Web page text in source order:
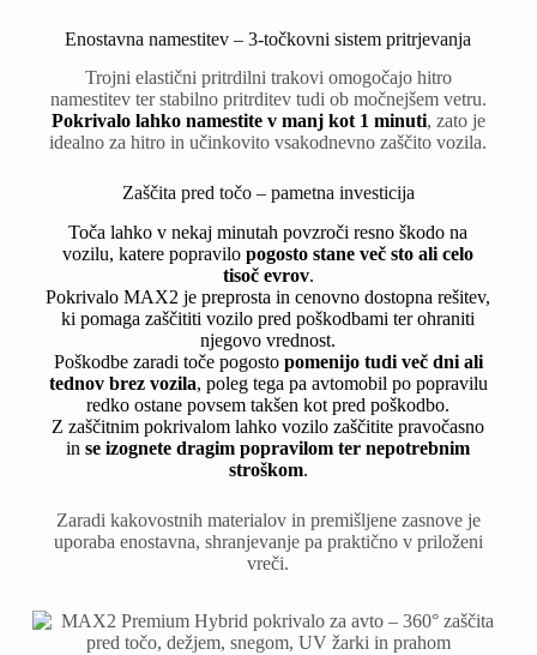
Enostavna namestitev – 3-točkovni sistem pritrjevanja
Trojni elastični pritrdilni trakovi omogočajo hitro
namestitev ter stabilno pritrditev tudi ob močnejšem vetru.
Pokrivalo lahko namestite v manj kot 1 minuti, zato je
idealno za hitro in učinkovito vsakodnevno zaščito vozila.
Zaščita pred točo – pametna investicija
Toča lahko v nekaj minutah povzroči resno škodo na
vozilu, katere popravilopogosto stane več sto ali celo
tisoč evrov.
Pokrivalo MAX2 je preprosta in cenovno dostopna rešitev,
ki pomaga zaščititi vozilo pred poškodbami ter ohraniti
njegovo vrednost.
Poškodbe zaradi toče pogosto pomenijo tudi več dni ali
tednov brez vozila, poleg tega pa avtomobil po popravilu
redko ostane povsem takšen kot pred poškodbo.
Z zaščitnim pokrivalom lahko vozilo zaščitite pravočasno
inse izognete dragim popravilom ter nepotrebnim
stroškom.
Zaradi kakovostnih materialov in premišljene zasnove je
uporaba enostavna, shranjevanje pa praktično v priloženi
vreči.